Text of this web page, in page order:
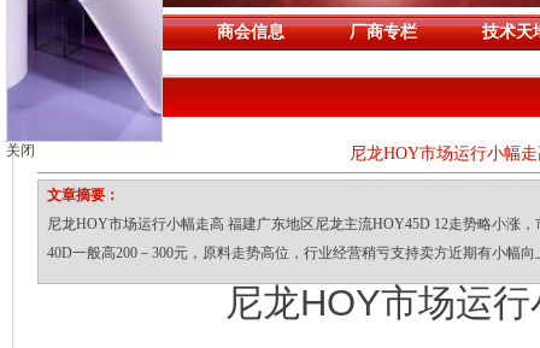
首页 商会信息 厂商专栏 技术天
专家点评
尼龙HOY市场运行小幅
文章摘要：
尼龙HOY市场运行小幅走高 福建广东地区尼龙主流HOY45D 12走势略小涨
40D一般高200－300元，原料走势高位，行业经营稍亏支持卖方近期有小幅
尼龙HOY市场运
关闭